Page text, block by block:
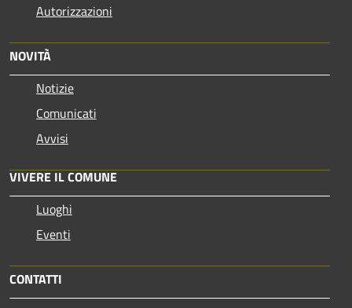
Autorizzazioni
NOVITÀ
Notizie
Comunicati
Avvisi
VIVERE IL COMUNE
Luoghi
Eventi
CONTATTI